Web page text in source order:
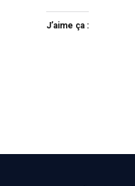
J’aime ça :